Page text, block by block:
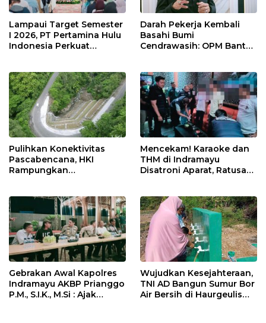
Lampaui Target Semester
I 2026, PT Pertamina Hulu
Indonesia Perkuat
Keselamatan Kerja
Darah Pekerja Kembali
Basahi Bumi
Cendrawasih: OPM Bantai
Pulihkan Konektivitas
Pascabencana, HKI
Rampungkan
Mencekam! Karaoke dan
THM di Indramayu
Disatroni Aparat, Ratusan
Gebrakan Awal Kapolres
Indramayu AKBP Prianggo
P.M., S.I.K., M.Si : Ajak
Wujudkan Kesejahteraan,
TNI AD Bangun Sumur Bor
Air Bersih di Haurgeulis